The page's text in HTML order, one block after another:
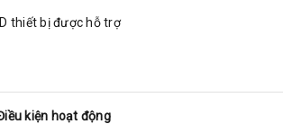
ID thiết bị được hỗ trợ
kiện hoạt động